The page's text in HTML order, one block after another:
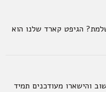
הגיפט קארד שלנו הוא
והישארו מעודכנים תמיד